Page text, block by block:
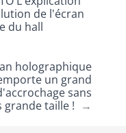
de l'écran
du hall
holographique
un grand
sans
taille ! →